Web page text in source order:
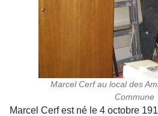
Marcel Cerf au local des
Commune
Marcel Cerf est né le 4 octobre